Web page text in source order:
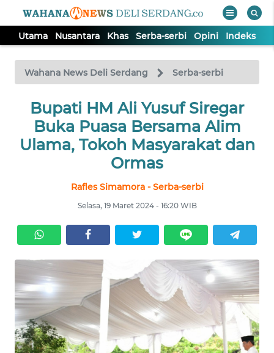
Utama Nusantara Khas Serba-serbi Opini Indeks
Wahana News Deli Serdang Serba-serbi
Bupati HM Ali Yusuf Siregar
Buka Puasa Bersama Alim
Ulama, Tokoh Masyarakat dan
Ormas
Rafles Simamora - Serba-serbi
Selasa, 19 Maret 2024 - 16:20 WIB
TV
Tutup
UTAMA
NUSANTARA
SERBI
OPINI
Informasi
INDEKS
BERITA